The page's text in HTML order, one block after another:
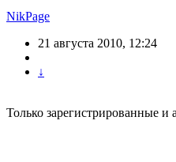
NikPage
21 августа 2010, 12:24
↓
Только зарегистрированные и